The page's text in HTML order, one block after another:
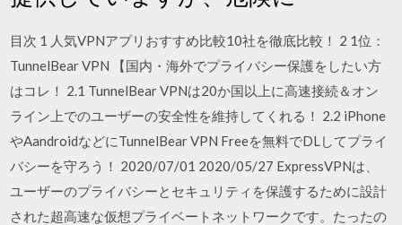
目次 1 人気VPNアプリおすすめ比較10社を徹底比較！ 2 1位：
TunnelBear VPN 【国内・海外でプライバシー保護をしたい方
はコレ！ 2.1 TunnelBear VPNは20か国以上に高速接続＆オン
ライン上でのユーザーの安全性を維持してくれる！ 2.2 iPhone
やAandroidなどにTunnelBear VPN Freeを無料でDLしてプライ
バシーを守ろう！ 2020/07/01 2020/05/27 ExpressVPNは、
ユーザーのプライバシーとセキュリティを保護するために設計
された超高速な仮想プライベートネットワークです。たったの